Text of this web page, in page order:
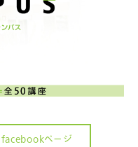
facebookページ